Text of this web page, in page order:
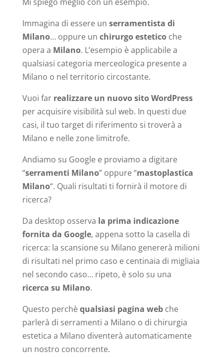
Immagina di essere un serramentista di
Milano… oppure un chirurgo esteticoche
opera a Milano. L’esempio è applicabile a
qualsiasi categoria merceologica presente a
Milano o nel territorio circostante.
Vuoi far realizzare un nuovo sito WordPress
per acquisire visibilità sul web. In questi due
casi, il tuo target di riferimento si troverà a
Milano e nelle zone limitrofe.
Andiamo su Google e proviamo a digitare
“serramenti Milano” oppure “mastoplastica
Milano“. Quali risultati ti fornirà il motore di
ricerca?
Da desktop osserva la prima indicazione
fornita da Google, appena sotto la casella di
ricerca: la scansione su Milano genererà milioni
di risultati nel primo caso e centinaia di migliaia
nel secondo caso… ripeto, è solo su una
ricerca su Milano.
Questo perchèqualsiasi pagina webche
parlerà di serramenti a Milano o di chirurgia
estetica a Milano diventerà automaticamente
un nostro concorrente.